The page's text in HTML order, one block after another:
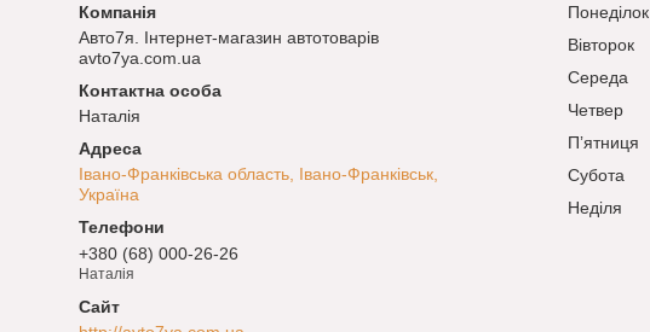
Авто7я. Інтернет-магазин автотоварів
avto7ya.com.ua
Наталія
Івано-Франківська область, Івано-Франківськ,
Україна
+380 (68) 000-26-26
Наталія
Понеділок
Вівторок
Середа
Четвер
Пʼятниця
Субота
Неділя